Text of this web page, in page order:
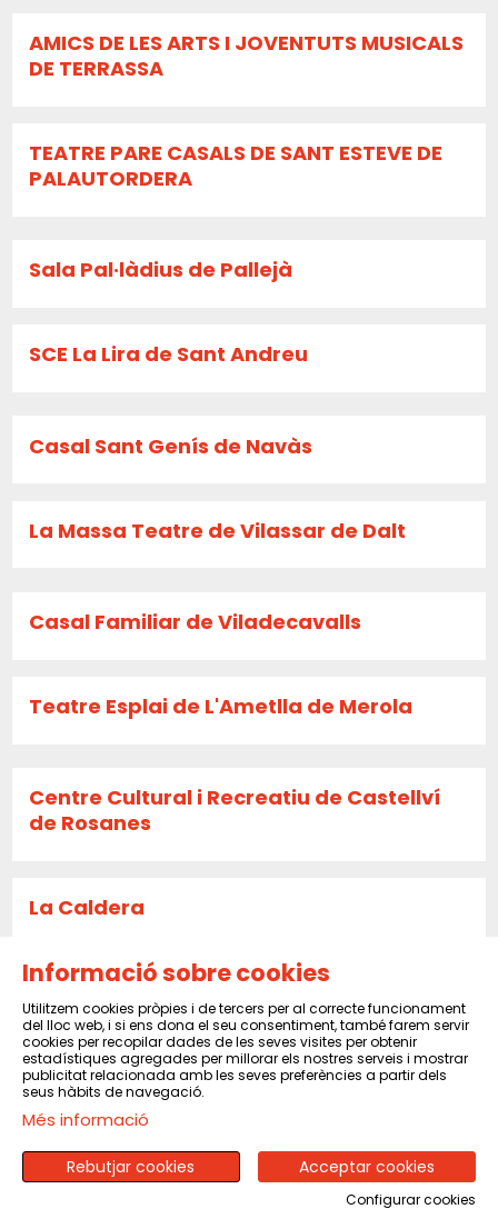
AMICS DE LES ARTS I JOVENTUTS MUSICALS
DE TERRASSA
TEATRE PARE CASALS DE SANT ESTEVE DE
PALAUTORDERA
Sala Pal·làdius de Pallejà
SCE La Lira de Sant Andreu
Casal Sant Genís de Navàs
La Massa Teatre de Vilassar de Dalt
Casal Familiar de Viladecavalls
Teatre Esplai de L'Ametlla de Merola
Centre Cultural i Recreatiu de Castellví
de Rosanes
La Caldera
Sala El Sindicat de Balsareny
CENTRE CULTURAL I RECREATIU DE PINEDA
DE MAR
CENTRE MORAL I CULTURAL DEL POBLENOU
Informació sobre cookies
Utilitzem cookies pròpies i de tercers per al correcte funcionament
del lloc web, i si ens dona el seu consentiment, també farem servir
cookies per recopilar dades de les seves visites per obtenir
estadístiques agregades per millorar els nostres serveis i mostrar
publicitat relacionada amb les seves preferències a partir dels
seus hàbits de navegació.
Més informació
Acceptar cookies
Rebutjar cookies
Configurar cookies